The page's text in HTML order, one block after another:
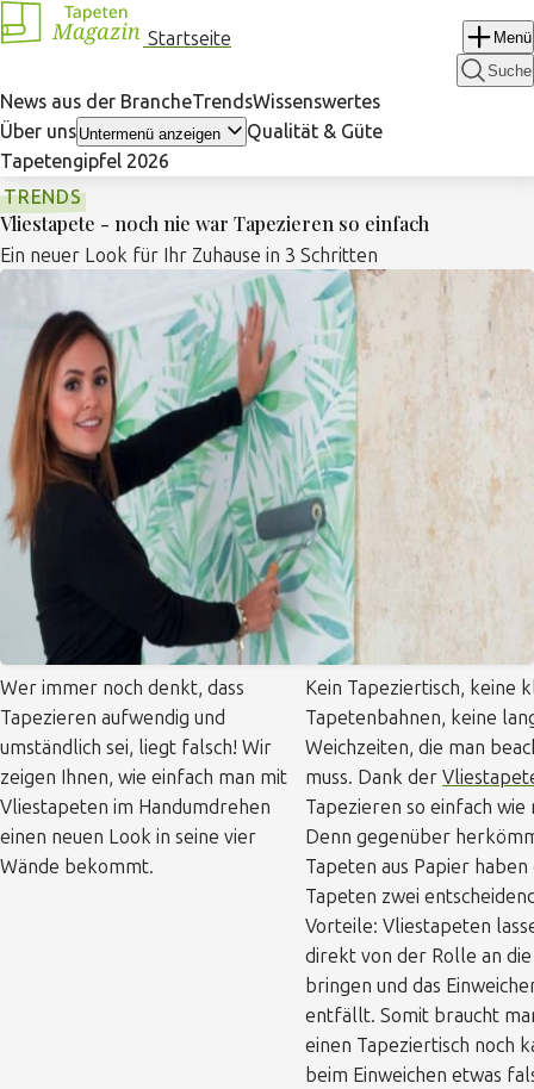
Navigation
überspringen
Startseite
Menü
Suche
News aus der BrancheTrendsWissenswertes
Über uns Untermenü anzeigen
Qualität & Güte
Tapetengipfel 2026
TRENDS
Vliestapete - noch nie war Tapezieren so einfach
Ein neuer Look für Ihr Zuhause in 3 Schritten
Wer immer noch denkt, dass
Tapezieren aufwendig und
umständlich sei, liegt falsch! Wir
zeigen Ihnen, wie einfach man mit
Vliestapeten im Handumdrehen
einen neuen Look in seine vier
Wände bekommt.
Kein Tapeziertisch, keine
Tapetenbahnen, keine
Weichzeiten, die man
muss. Dank der
Tapezieren so einfach wie
Denn gegenüber
Tapeten aus Papier haben
Tapeten zwei
Vorteile: Vliestapeten
direkt von der Rolle an
bringen und das
entfällt. Somit braucht
einen Tapeziertisch noch
beim Einweichen etwas